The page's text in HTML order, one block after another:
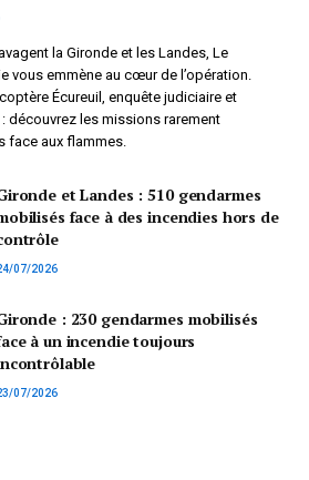
la Gironde et les Landes, Le
vous emmène au cœur de l’opération.
Écureuil, enquête judiciaire et
découvrez les missions rarement
face aux flammes.
et Landes : 510 gendarmes
face à des incendies hors de
07/2026
: 230 gendarmes mobilisés
à un incendie toujours
07/2026